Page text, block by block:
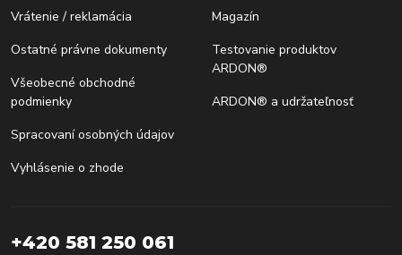
Vrátenie / reklamácia
Ostatné právne dokumenty
Všeobecné obchodné
podmienky
Spracovaní osobných údajov
Vyhlásenie o zhode
Magazín
Testovanie produktov
ARDON®
ARDON® a udržateľnosť
+420 581 250 061